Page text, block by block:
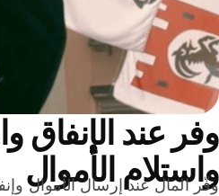
عند الإنفاق
الأموال